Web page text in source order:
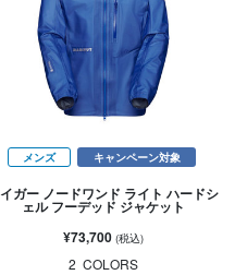
メンズ キャンペーン対象
ガー ノードワンド ライト ハードシ
ェル フーデッド ジャケット
¥73,700 (税込)
2 COLORS